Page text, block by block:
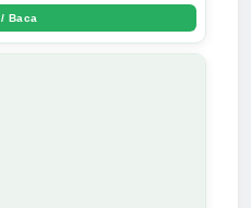
/ Baca